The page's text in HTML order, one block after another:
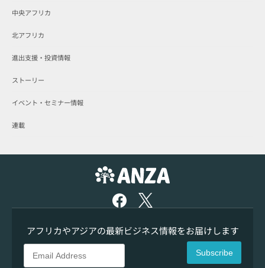
中央アフリカ
北アフリカ
進出支援・投資情報
ストーリー
イベント・セミナー情報
連載
アフリカやアジアの最新ビジネス情報をお届けします
Subscribe